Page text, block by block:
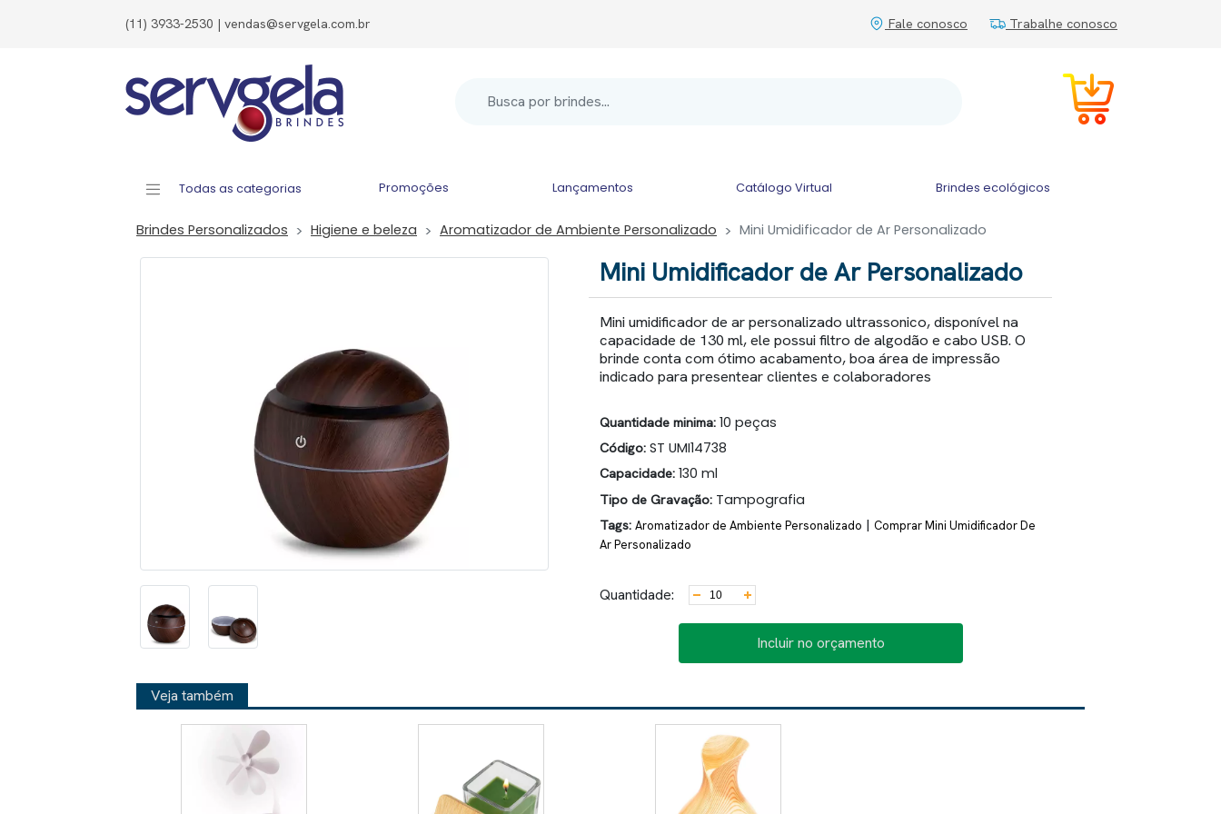
(11) 3933-2530 | vendas@servgela.com.br Fale conosco Trabalhe conosco
Todas as categorias Promoções Lançamentos Catálogo Virtual Brindes ecológicos
Brindes Personalizados Higiene e beleza Aromatizador de Ambiente Personalizado Mini Umidificador de Ar Personalizado
Mini Umidificador de Ar Personalizado
Mini umidificador de ar personalizado ultrassonico, disponível na
capacidade de 130 ml, ele possui filtro de algodão e cabo USB. O
brinde conta com ótimo acabamento, boa área de impressão
indicado para presentear clientes e colaboradores
Quantidade minima: 10 peças
Código: ST UMI14738
Capacidade: 130 ml
Tipo de Gravação: Tampografia
Tags: Aromatizador de Ambiente Personalizado | Comprar Mini Umidificador De
Ar Personalizado
Quantidade:
Incluir no orçamento
Veja também